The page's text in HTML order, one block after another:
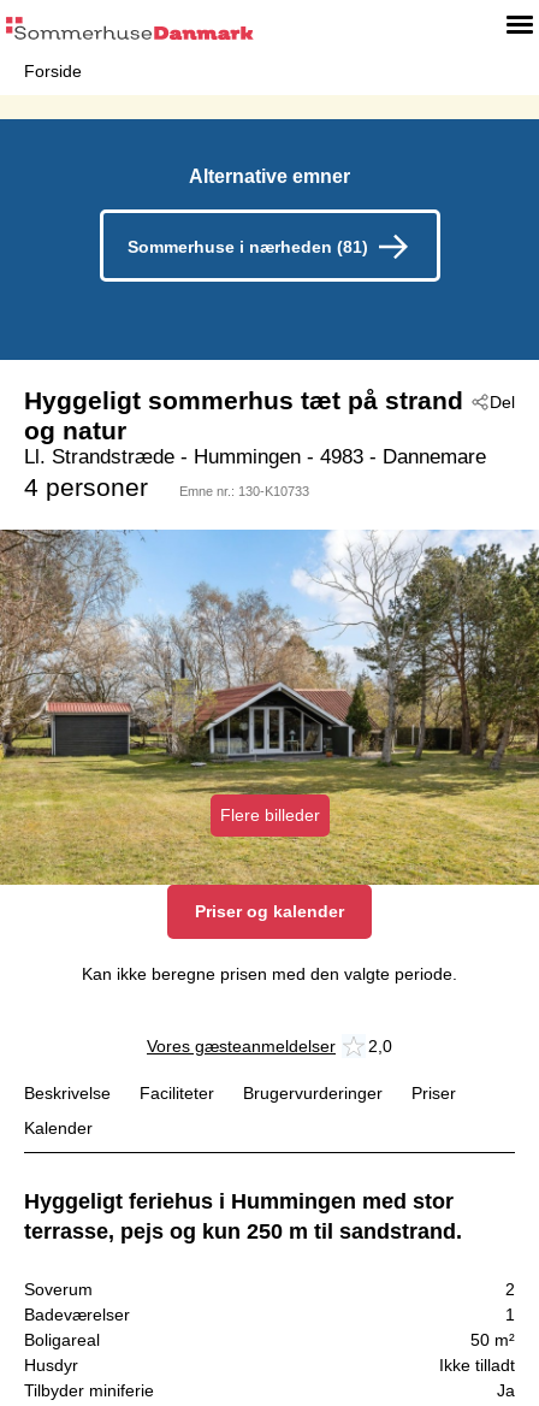
Forside
Alternative emner
Sommerhuse i nærheden (81)
Del
Hyggeligt sommerhus tæt på strand
og natur
Ll. Strandstræde - Hummingen - 4983 - Dannemare
4 personer Emne nr.: 130-K10733
Flere billeder
Priser og kalender
Kan ikke beregne prisen med den valgte periode.
Vores gæsteanmeldelser 2,0
Beskrivelse Faciliteter Brugervurderinger
Priser
Kalender
Hyggeligt feriehus i Hummingen med stor
terrasse, pejs og kun 250 m til sandstrand.
Soverum
2
Badeværelser
1
Boligareal
50 m²
Husdyr
Ikke tilladt
Tilbyder miniferie
Ja